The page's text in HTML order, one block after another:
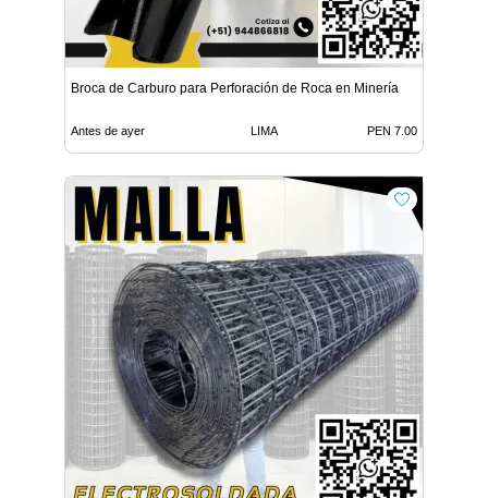
Broca de Carburo para Perforación de Roca en Minería
Antes de ayer LIMA PEN 7.00